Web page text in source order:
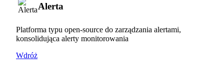
Alerta
Platforma typu open-source do zarządzania alertami,
konsolidująca alerty monitorowania
Wdróż